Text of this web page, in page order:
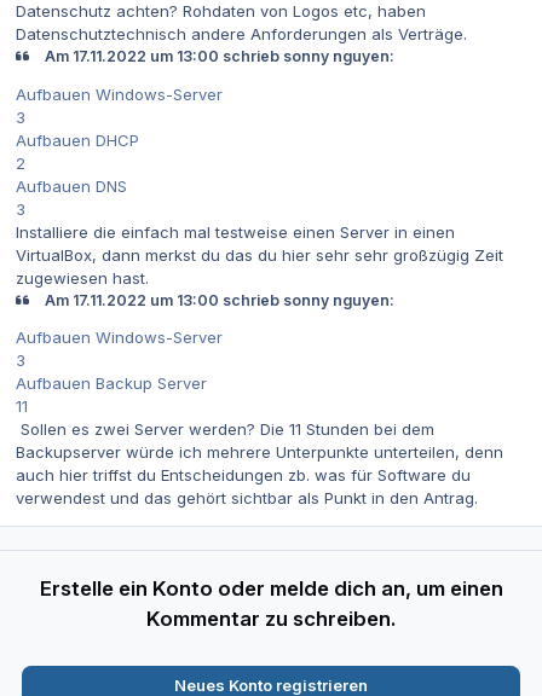
Datenschutz achten? Rohdaten von Logos etc, haben
Datenschutztechnisch andere Anforderungen als Verträge.
Am 17.11.2022 um 13:00 schrieb sonny nguyen:
Aufbauen Windows-Server
3
Aufbauen DHCP
2
Aufbauen DNS
3
Installiere die einfach mal testweise einen Server in einen
VirtualBox, dann merkst du das du hier sehr sehr großzügig Zeit
zugewiesen hast.
Am 17.11.2022 um 13:00 schrieb sonny nguyen:
Aufbauen Windows-Server
3
Aufbauen Backup Server
11
Sollen es zwei Server werden? Die 11 Stunden bei dem
Backupserver würde ich mehrere Unterpunkte unterteilen, denn
auch hier triffst du Entscheidungen zb. was für Software du
verwendest und das gehört sichtbar als Punkt in den Antrag.
Erstelle ein Konto oder melde dich an, um einen
Kommentar zu schreiben.
Neues Konto registrieren